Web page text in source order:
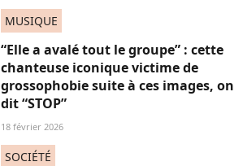
MUSIQUE
“Elle a avalé tout le groupe” : cette
chanteuse iconique victime de
grossophobie suite à ces images, on
dit “STOP”
18 février 2026
SOCIÉTÉ